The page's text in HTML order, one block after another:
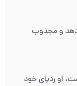
و مجذوب
او ردپای خود